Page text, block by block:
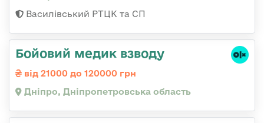
Василівський РТЦК та СП
Бойовий медик взводу
від 21000 до 120000 грн
Дніпро, Дніпропетровська область